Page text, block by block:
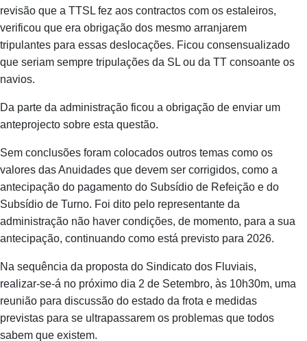
revisão que a TTSL fez aos contractos com os estaleiros,
verificou que era obrigação dos mesmo arranjarem
tripulantes para essas deslocações. Ficou consensualizado
que seriam sempre tripulações da SL ou da TT consoante os
navios.
Da parte da administração ficou a obrigação de enviar um
anteprojecto sobre esta questão.
Sem conclusões foram colocados outros temas como os
valores das Anuidades que devem ser corrigidos, como a
antecipação do pagamento do Subsídio de Refeição e do
Subsídio de Turno. Foi dito pelo representante da
administração não haver condições, de momento, para a sua
antecipação, continuando como está previsto para 2026.
Na sequência da proposta do Sindicato dos Fluviais,
realizar-se-á no próximo dia 2 de Setembro, às 10h30m, uma
reunião para discussão do estado da frota e medidas
previstas para se ultrapassarem os problemas que todos
sabem que existem.